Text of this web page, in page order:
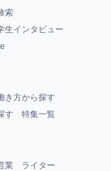
索
生インタビュー
き方から探す
す 特集一覧
業
ライター